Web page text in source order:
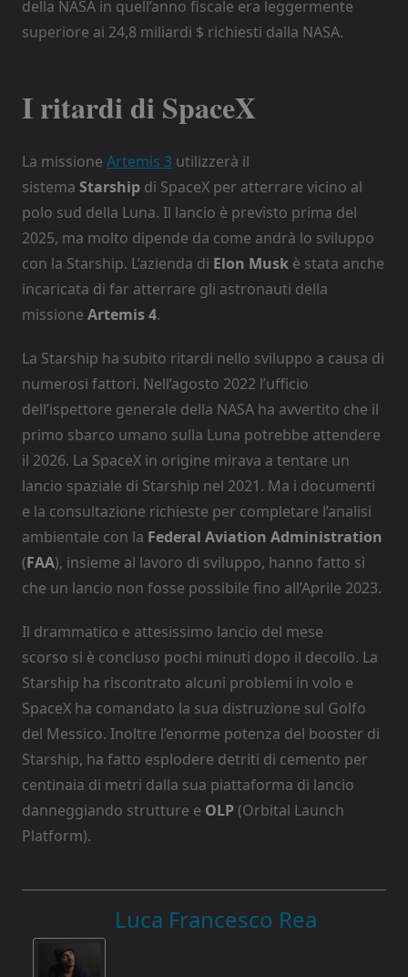
della NASA in quell’anno fiscale era leggermente
superiore ai 24,8 miliardi $ richiesti dalla NASA.
I ritardi di SpaceX
La missione Artemis 3 utilizzerà il
sistema Starship di SpaceX per atterrare vicino al
polo sud della Luna. Il lancio è previsto prima del
2025, ma molto dipende da come andrà lo sviluppo
con la Starship. L’azienda di Elon Musk è stata anche
incaricata di far atterrare gli astronauti della
missione Artemis 4.
La Starship ha subito ritardi nello sviluppo a causa di
numerosi fattori. Nell’agosto 2022 l’ufficio
dell’ispettore generale della NASA ha avvertito che il
primo sbarco umano sulla Luna potrebbe attendere
il 2026. La SpaceX in origine mirava a tentare un
lancio spaziale di Starship nel 2021. Ma i documenti
e la consultazione richieste per completare l’analisi
ambientale con la Federal Aviation Administration
(FAA), insieme al lavoro di sviluppo, hanno fatto sì
che un lancio non fosse possibile fino all’Aprile 2023.
Il drammatico e attesissimo lancio del mese
scorso si è concluso pochi minuti dopo il decollo. La
Starship ha riscontrato alcuni problemi in volo e
SpaceX ha comandato la sua distruzione sul Golfo
del Messico. Inoltre l’enorme potenza del booster di
Starship, ha fatto esplodere detriti di cemento per
centinaia di metri dalla sua piattaforma di lancio
danneggiando strutture e OLP(Orbital Launch
Platform).
Luca Francesco Rea